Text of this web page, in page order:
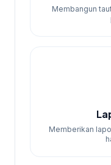
Membangun
Memberikan